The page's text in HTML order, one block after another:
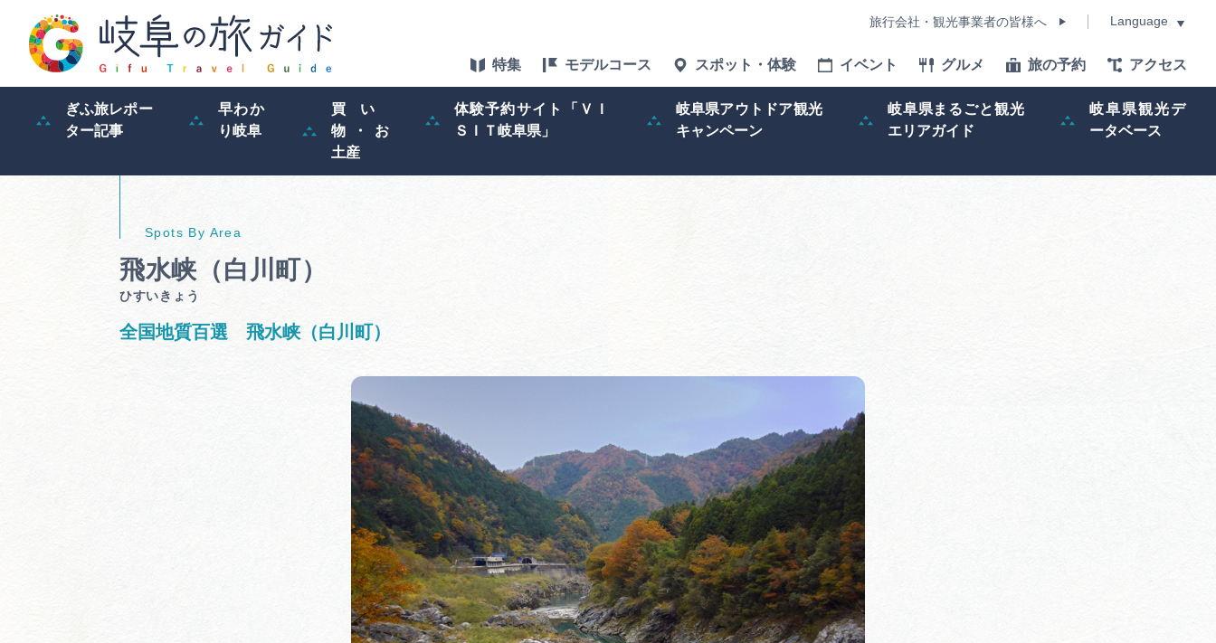
旅行会社・観光事業者の皆様へ Language
特集 モデルコース スポット・体験 イベント グルメ 旅の予約 アクセス
ぎふ旅レポー
ター記事
早わか
り岐阜
買い
物・お
土産
体験予約サイト「ＶＩ
ＳＩＴ岐阜県」
岐阜県アウトドア観光
キャンペーン
岐阜県まるごと観光
エリアガイド
岐阜県観光デ
ータベース
岐阜県アウトドア観光キャン
ペーン
岐阜県観光データベース
飛水峡（白川町）
ひすいきょう
全国地質百選 飛水峡（白川町）